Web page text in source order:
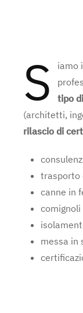
S
iamo
tipo
(architetti,
rilascio di
trasporto
canne in
messa in